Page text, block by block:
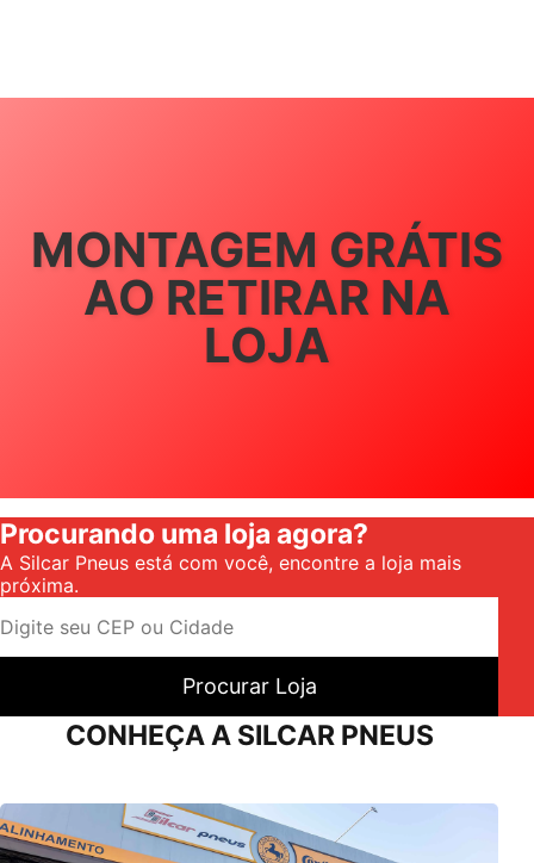
MONTAGEM GRÁTIS
AO RETIRAR NA
LOJA
Procurando uma loja agora?
A Silcar Pneus está com você, encontre a loja mais
próxima.
Procurar Loja
CONHEÇA A SILCAR PNEUS